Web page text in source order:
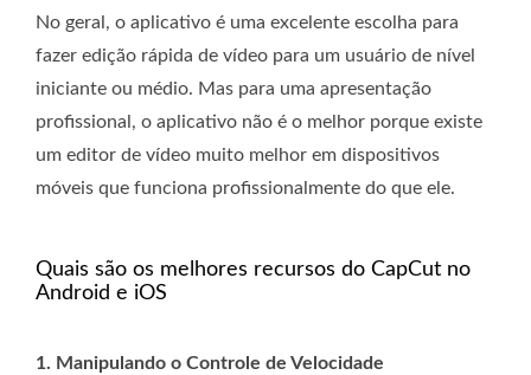
No geral, o aplicativo é uma excelente escolha para
fazer edição rápida de vídeo para um usuário de nível
iniciante ou médio. Mas para uma apresentação
profissional, o aplicativo não é o melhor porque existe
um editor de vídeo muito melhor em dispositivos
móveis que funciona profissionalmente do que ele.
Quais são os melhores recursos do CapCut no
Android e iOS
1. Manipulando o Controle de Velocidade